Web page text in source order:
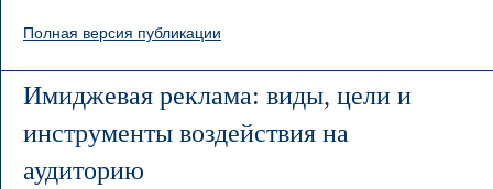
Полная версия публикации
Имиджевая реклама: виды, цели и
инструменты воздействия на
аудиторию